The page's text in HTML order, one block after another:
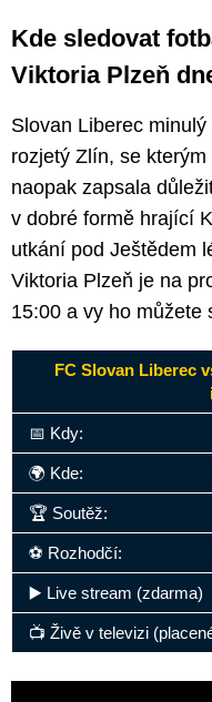
Kde sledovat
Viktoria Plzeň
Slovan Liberec
rozjetý Zlín, se
naopak zapsala
v dobré formě hrající
utkání pod Ještědem
Viktoria Plzeň je na
15:00 a vy ho můžete
FC Slovan Liberec
📅 Kdy:
🌍 Kde:
🏆 Soutěž:
⚽ Rozhodčí:
▶️ Live stream (zdarma)
📺 Živě v televizi